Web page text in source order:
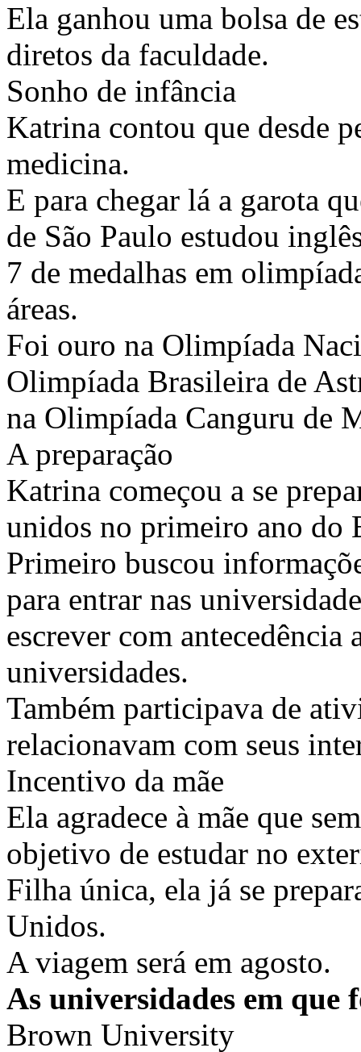
Ela ganhou uma bolsa de
diretos da faculdade.
Sonho de infância
Katrina contou que desde
medicina.
E para chegar lá a garota
de São Paulo estudou
7 de medalhas em
áreas.
Foi ouro na Olimpíada
Olimpíada Brasileira de
na Olimpíada Canguru de
A preparação
Katrina começou a se
unidos no primeiro ano do
Primeiro buscou
para entrar nas
escrever com antecedência
universidades.
Também participava de
relacionavam com seus
Incentivo da mãe
Ela agradece à mãe que
objetivo de estudar no
Filha única, ela já se
Unidos.
A viagem será em agosto.
As universidades em que
Brown University